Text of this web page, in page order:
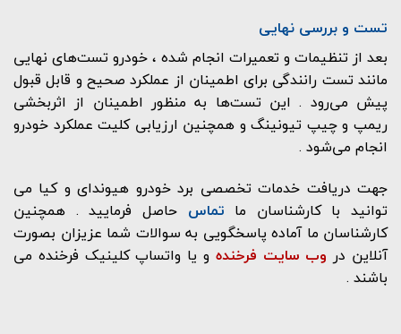
تست و بررسی نهایی
بعد از تنظیمات و تعمیرات انجام شده ، خودرو تست‌های نهایی
مانند تست رانندگی برای اطمینان از عملکرد صحیح و قابل قبول
پیش می‌رود . این تست‌ها به منظور اطمینان از اثربخشی
ریمپ و چیپ تیونینگ و همچنین ارزیابی کلیت عملکرد خودرو
انجام می‌شود .
جهت دریافت خدمات تخصصی برد خودرو هیوندای و کیا می
توانید با کارشناسان ما تماس حاصل فرمایید . همچنین
کارشناسان ما آماده پاسخگویی به سوالات شما عزیزان بصورت
آنلاین در وب سایت فرخنده و یا واتساپ کلینیک فرخنده می
باشند .